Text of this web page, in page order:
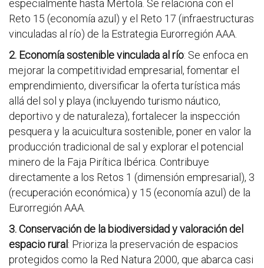
especialmente hasta Mértola. Se relaciona con el
Reto 15 (economía azul) y el Reto 17 (infraestructuras
vinculadas al río) de la Estrategia Eurorregión AAA.
2. Economía sostenible vinculada al río: Se enfoca en
mejorar la competitividad empresarial, fomentar el
emprendimiento, diversificar la oferta turística más
allá del sol y playa (incluyendo turismo náutico,
deportivo y de naturaleza), fortalecer la inspección
pesquera y la acuicultura sostenible, poner en valor la
producción tradicional de sal y explorar el potencial
minero de la Faja Pirítica Ibérica. Contribuye
directamente a los Retos 1 (dimensión empresarial), 3
(recuperación económica) y 15 (economía azul) de la
Eurorregión AAA.
3. Conservación de la biodiversidad y valoración del
espacio rural : Prioriza la preservación de espacios
protegidos como la Red Natura 2000, que abarca casi